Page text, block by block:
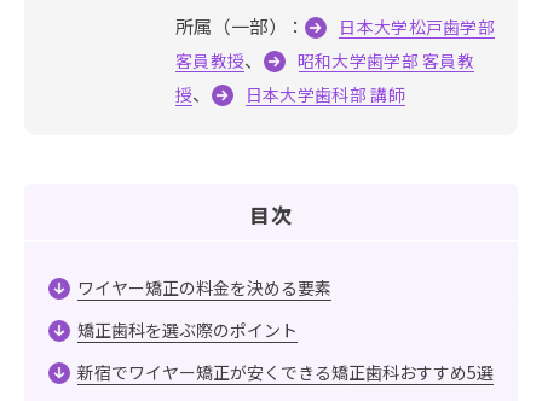
所属（一部）：
日本大学松戸歯学部
客員教授、
昭和大学歯学部 客員教
授、 日本大学歯科部 講師
目次
ワイヤー矯正の料金を決める要素
矯正歯科を選ぶ際のポイント
新宿でワイヤー矯正が安くできる矯正歯科おすすめ5選